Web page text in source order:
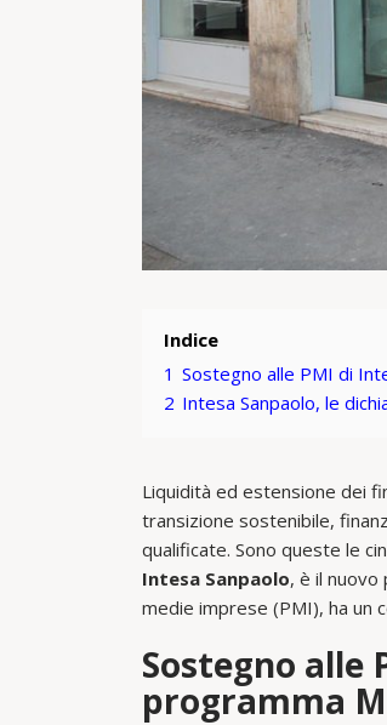
Indice
1 Sostegno alle PMI di
2 Intesa Sanpaolo, le
Liquidità ed estensione dei
transizione sostenibile,
qualificate. Sono queste le
Intesa Sanpaolo, è il
medie imprese (PMI), ha un
Sostegno alle
programma